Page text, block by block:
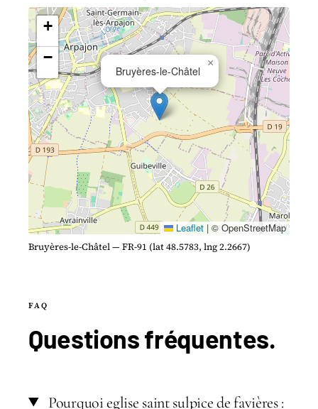
Bruyères-le-Châtel
×
+
−
Leaflet | © OpenStreetMap
Bruyères-le-Châtel — FR-91 (lat 48.5783, lng 2.2667)
FAQ
Questionsfréquentes.
Pourquoi eglise saint sulpice de favières :